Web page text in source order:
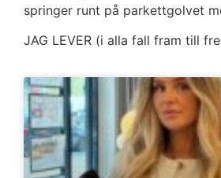
springer runt på parkettgolvet
JAG LEVER (i alla fall fram till